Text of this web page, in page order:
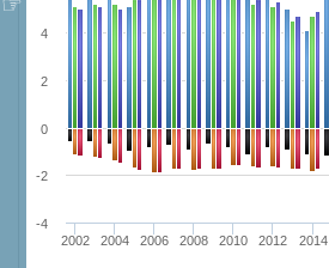
2002 2004 2006 2008 2010 2012 2014
-4
-2
0
2
4